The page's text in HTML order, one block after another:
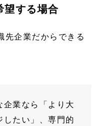
望する場合
先企業だからできる
業なら「より大
したい」、専門的